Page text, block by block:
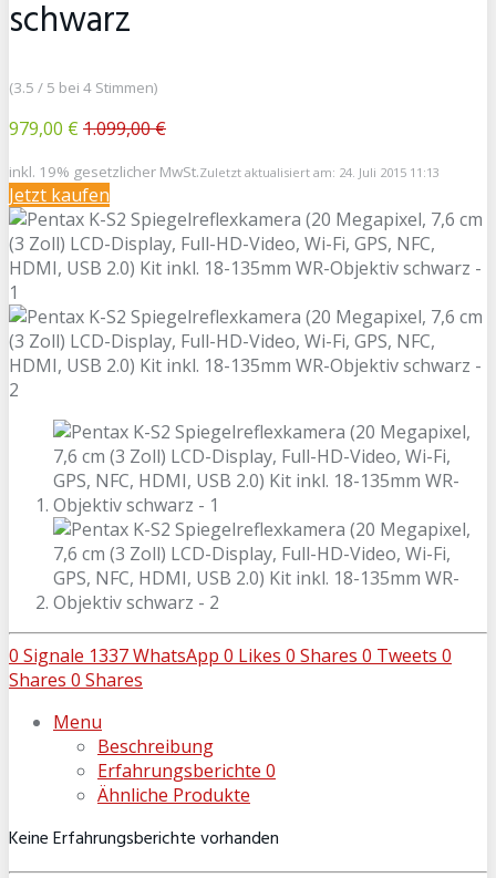
schwarz
(3.5 / 5 bei 4 Stimmen)
979,00 € 1.099,00 €
inkl. 19% gesetzlicher MwSt.Zuletzt aktualisiert am: 24. Juli 2015 11:13
Jetzt kaufen
0 Signale 1337WhatsApp 0 Likes 0 Shares 0 Tweets 0
Shares 0 Shares
Menu
Beschreibung
Erfahrungsberichte 0
Ähnliche Produkte
Keine Erfahrungsberichte vorhanden